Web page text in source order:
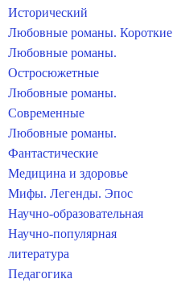
Исторический
Любовные романы. Короткие
Любовные романы.
Остросюжетные
Любовные романы.
Современные
Любовные романы.
Фантастические
Медицина и здоровье
Мифы. Легенды. Эпос
Научно-образовательная
Научно-популярная
литература
Педагогика